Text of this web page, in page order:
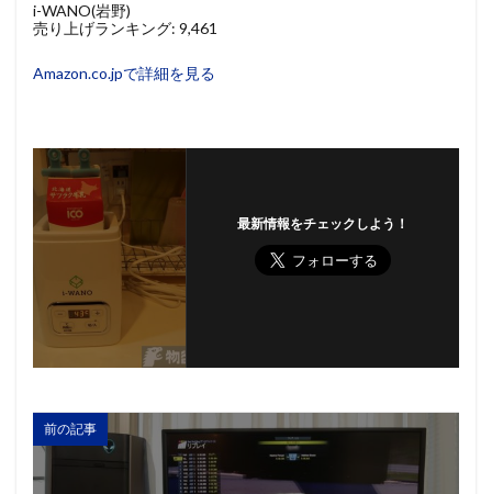
i-WANO(岩野)
売り上げランキング: 9,461
Amazon.co.jpで詳細を見る
最新情報をチェックしよう！
前の記事